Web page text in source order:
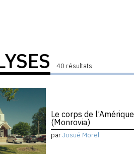
40 résultats
Le corps de l’Amérique
(Monrovia)
parJosué Morel